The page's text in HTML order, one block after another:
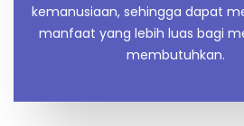
kemanusiaan, sehingga dapat
manfaat yang lebih luas bagi
membutuhkan.